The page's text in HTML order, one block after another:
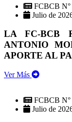
FCBCB N°
Julio de
LA FC-BCB
ANTONIO
APORTE AL
Ver Más
FCBCB N°
Julio de